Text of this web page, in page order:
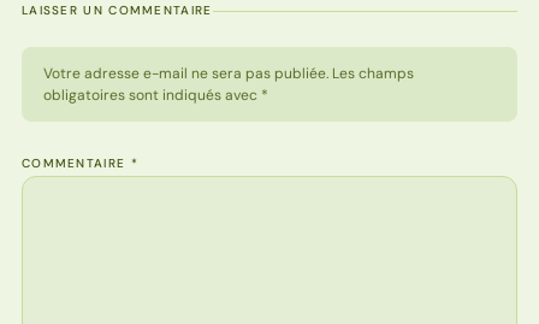
LAISSER UN COMMENTAIRE
Votre adresse e-mail ne sera pas publiée. Les champs
obligatoires sont indiqués avec *
COMMENTAIRE *